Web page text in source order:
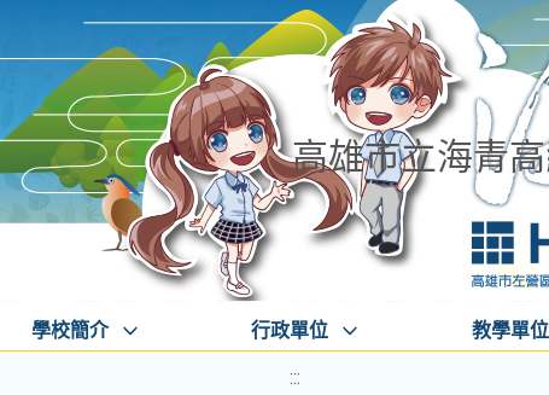
高雄市立海青
學校簡介 行政單位 教學單位
:::